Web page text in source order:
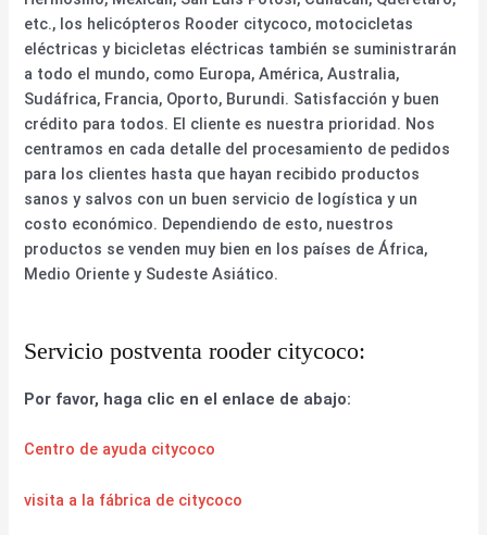
etc., los helicópteros Rooder citycoco, motocicletas
eléctricas y bicicletas eléctricas también se suministrarán
a todo el mundo, como Europa, América, Australia,
Sudáfrica, Francia, Oporto, Burundi. Satisfacción y buen
crédito para todos. El cliente es nuestra prioridad. Nos
centramos en cada detalle del procesamiento de pedidos
para los clientes hasta que hayan recibido productos
sanos y salvos con un buen servicio de logística y un
costo económico. Dependiendo de esto, nuestros
productos se venden muy bien en los países de África,
Medio Oriente y Sudeste Asiático.
Servicio postventa rooder citycoco:
Por favor, haga clic en el enlace de abajo:
Centro de ayuda citycoco
visita a la fábrica de citycoco